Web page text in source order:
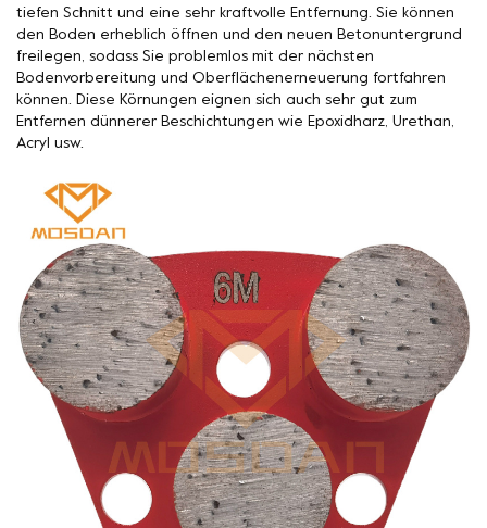
tiefen Schnitt und eine sehr kraftvolle Entfernung. Sie können
den Boden erheblich öffnen und den neuen Betonuntergrund
freilegen, sodass Sie problemlos mit der nächsten
Bodenvorbereitung und Oberflächenerneuerung fortfahren
können. Diese Körnungen eignen sich auch sehr gut zum
Entfernen dünnerer Beschichtungen wie Epoxidharz, Urethan,
Acryl usw.